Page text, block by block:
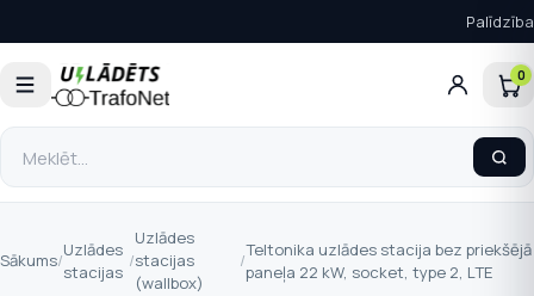
Palīdzība
0
Sākums/
Uzlādes
stacijas
/
Uzlādes
stacijas
(wallbox)
/
Teltonika uzlādes stacija bez priekšējā
paneļa 22 kW, socket, type 2, LTE